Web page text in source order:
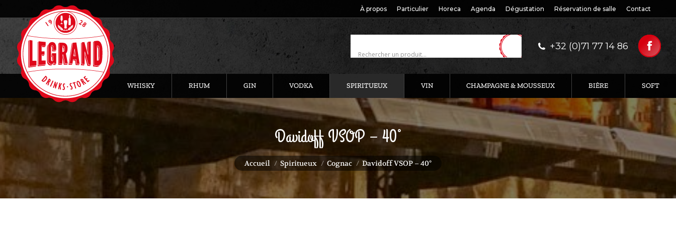
À propos Particulier Horeca Agenda Dégustation Réservation de salle Contact
+32 (0)71 77 14 86
WHISKY RHUM GIN VODKA SPIRITUEUX VIN CHAMPAGNE & MOUSSEUX BIÈRE SOFT
Davidoff VSOP – 40°
Vous êtes ici :
Accueil Spiritueux Cognac Davidoff VSOP – 40°